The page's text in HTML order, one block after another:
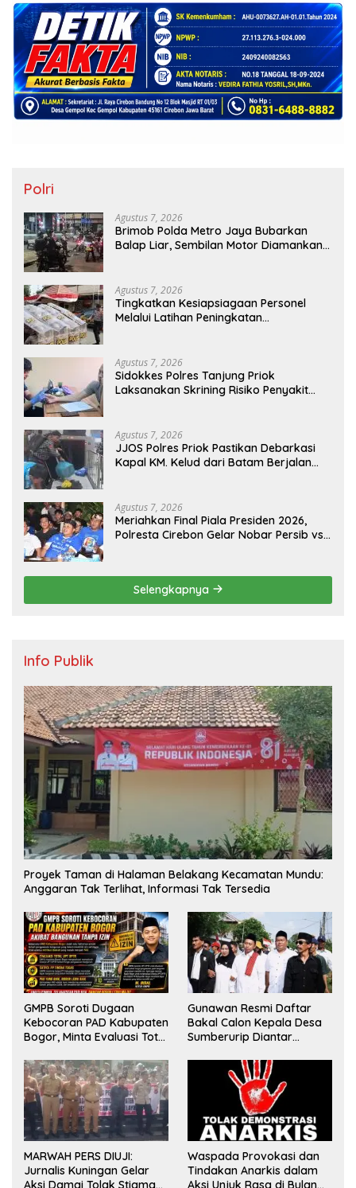
Polri
Agustus 7, 2026
Brimob Polda Metro Jaya Bubarkan
Balap Liar, Sembilan Motor Diamankan
Agustus 7, 2026
Tingkatkan Kesiapsiagaan Personel
Melalui Latihan Peningkatan
Agustus 7, 2026
Sidokkes Polres Tanjung Priok
Laksanakan Skrining Risiko Penyakit
Agustus 7, 2026
JJOS Polres Priok Pastikan Debarkasi
Kapal KM. Kelud dari Batam Berjalan
Agustus 7, 2026
Meriahkan Final Piala Presiden 2026,
Polresta Cirebon Gelar Nobar Persib vs
Selengkapnya
Info Publik
Proyek Taman di Halaman Belakang Kecamatan Mundu:
Anggaran Tak Terlihat, Informasi Tak Tersedia
GMPB Soroti Dugaan
Kebocoran PAD Kabupaten
Bogor, Minta Evaluasi Total
Tak Berizin
Gunawan Resmi Daftar
Bakal Calon Kepala Desa
Sumberurip Diantar
Pendukung ke Meja Panitia
MARWAH PERS DIUJI:
Jurnalis Kuningan Gelar
Aksi Damai Tolak Stigma
Waspada Provokasi dan
Tindakan Anarkis dalam
Aksi Unjuk Rasa di Bulan